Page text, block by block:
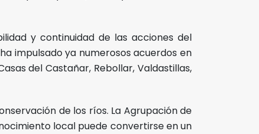
y continuidad de las acciones del
impulsado ya numerosos acuerdos en
del Castañar, Rebollar, Valdastillas,
de los ríos. La Agrupación de
local puede convertirse en un